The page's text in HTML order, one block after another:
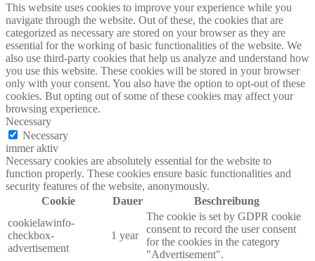
This website uses cookies to improve your experience while you
navigate through the website. Out of these, the cookies that are
categorized as necessary are stored on your browser as they are
essential for the working of basic functionalities of the website. We
also use third-party cookies that help us analyze and understand how
you use this website. These cookies will be stored in your browser
only with your consent. You also have the option to opt-out of these
cookies. But opting out of some of these cookies may affect your
browsing experience.
Necessary
Necessary
immer aktiv
Necessary cookies are absolutely essential for the website to
function properly. These cookies ensure basic functionalities and
security features of the website, anonymously.
Cookie
Dauer
Beschreibung
cookielawinfo-
checkbox-
advertisement
1 year
The cookie is set by GDPR cookie
consent to record the user consent
for the cookies in the category
"Advertisement".